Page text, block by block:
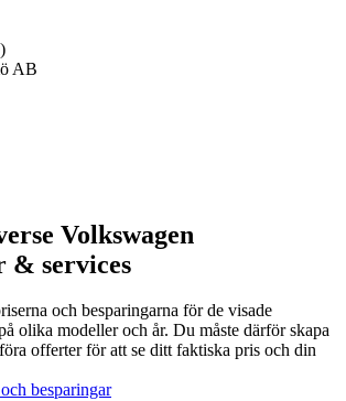
AB
Volkswagen
& services
och besparingarna för de visade
olika modeller och år. Du måste därför skapa
offerter för att se ditt faktiska pris och din
besparingar